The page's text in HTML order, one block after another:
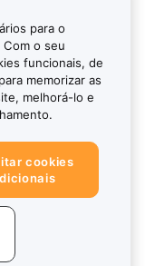
para o
o seu
funcionais, de
memorizar as
melhorá-lo e
cookies